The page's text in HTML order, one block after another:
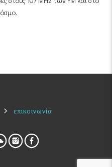
επικοινωνία